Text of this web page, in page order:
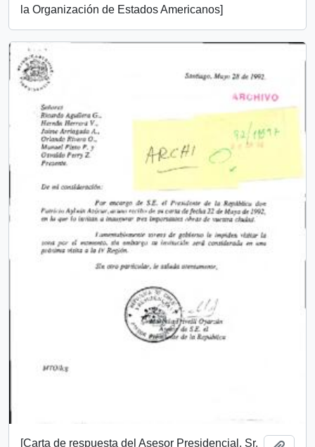
la Organización de Estados Americanos]
[Carta de respuesta del Asesor Presidencial. Sr.